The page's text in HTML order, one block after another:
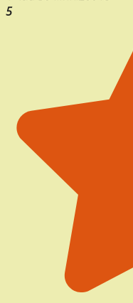
5